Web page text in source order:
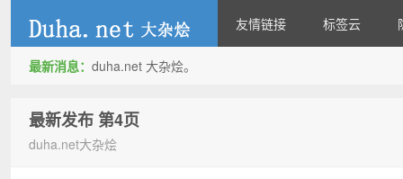
友情链接 标签云
最新消息： duha.net 大杂烩。
最新发布 第4页
duha.net大杂烩